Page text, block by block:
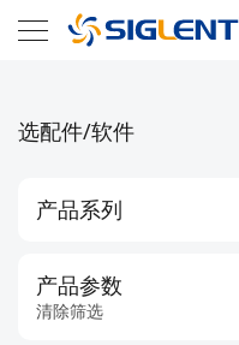
选配件/软件
产品系列
产品参数
清除筛选